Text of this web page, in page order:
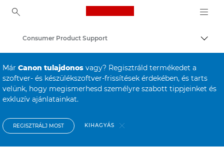
Canon Logo, back to
Consumer Product Support
Már Canon tulajdonos vagy? Regisztráld termékedet a
szoftver- és készülékszoftver-frissítések érdekében, és tarts
velünk, hogy megismerhesd személyre szabott tippjeinket és
exkluzív ajánlatainkat.
REGISZTRÁLJ MOST KIHAGYÁS